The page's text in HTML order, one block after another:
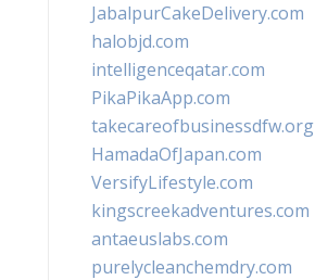
JabalpurCakeDelivery.com
halobjd.com
intelligenceqatar.com
PikaPikaApp.com
takecareofbusinessdfw.org
HamadaOfJapan.com
VersifyLifestyle.com
kingscreekadventures.com
antaeuslabs.com
purelycleanchemdry.com